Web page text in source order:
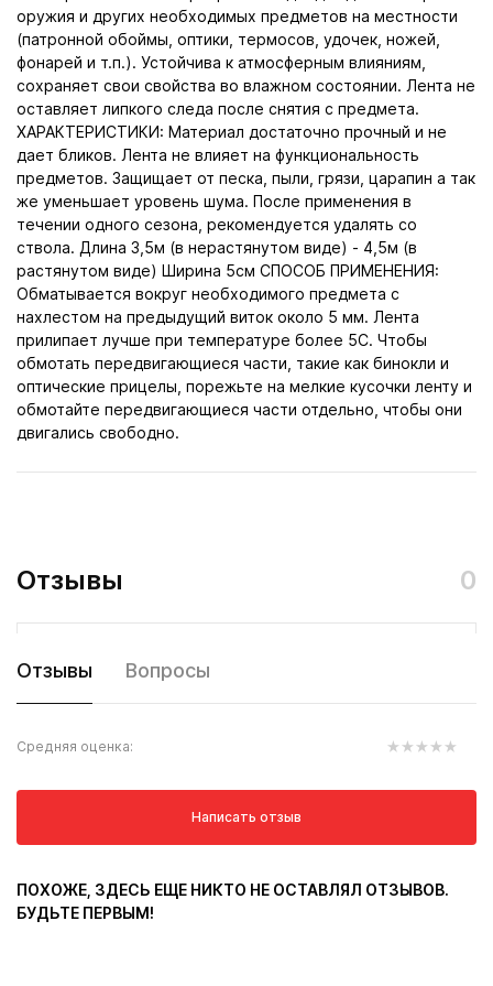
оружия и других необходимых предметов на местности
(патронной обоймы, оптики, термосов, удочек, ножей,
фонарей и т.п.). Устойчива к атмосферным влияниям,
сохраняет свои свойства во влажном состоянии. Лента не
оставляет липкого следа после снятия с предмета.
ХАРАКТЕРИСТИКИ: Материал достаточно прочный и не
дает бликов. Лента не влияет на функциональность
предметов. Защищает от песка, пыли, грязи, царапин а так
же уменьшает уровень шума. После применения в
течении одного сезона, рекомендуется удалять со
ствола. Длина 3,5м (в нерастянутом виде) - 4,5м (в
растянутом виде) Ширина 5см СПОСОБ ПРИМЕНЕНИЯ:
Обматывается вокруг необходимого предмета с
нахлестом на предыдущий виток около 5 мм. Лента
прилипает лучше при температуре более 5С. Чтобы
обмотать передвигающиеся части, такие как бинокли и
оптические прицелы, порежьте на мелкие кусочки ленту и
обмотайте передвигающиеся части отдельно, чтобы они
двигались свободно.
Отзывы 0
Отзывы Вопросы
Средняя оценка:
Написать отзыв
ПОХОЖЕ, ЗДЕСЬ ЕЩЕ НИКТО НЕ ОСТАВЛЯЛ ОТЗЫВОВ.
БУДЬТЕ ПЕРВЫМ!